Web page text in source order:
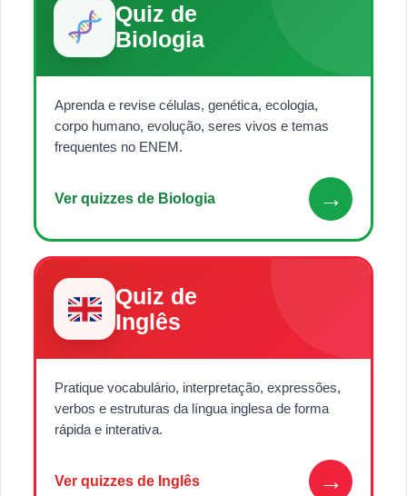
Quiz de
Biologia
Aprenda e revise células, genética, ecologia,
corpo humano, evolução, seres vivos e temas
frequentes no ENEM.
Ver quizzes de Biologia →
Quiz de
Inglês
Pratique vocabulário, interpretação, expressões,
verbos e estruturas da língua inglesa de forma
rápida e interativa.
Ver quizzes de Inglês →